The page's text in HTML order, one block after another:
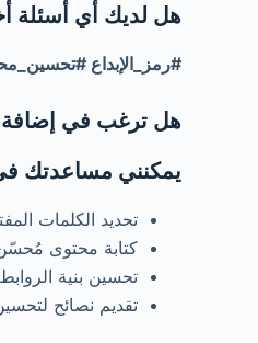
هل لديك أي أسئلة
#رمز_الإبداع
هل ترغب في
يمكنني مساعدتك
تحديد الكلمات
كتابة محتوى
تحسين بنية
تقديم نصائح